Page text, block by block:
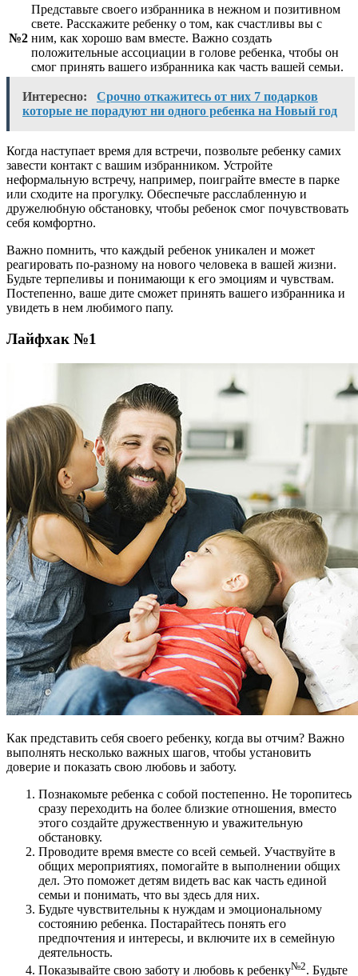
№2
Представьте своего избранника в нежном и позитивном
свете. Расскажите ребенку о том, как счастливы вы с
ним, как хорошо вам вместе. Важно создать
положительные ассоциации в голове ребенка, чтобы он
смог принять вашего избранника как часть вашей семьи.
Интересно:
Срочно откажитесь от них 7 подарков
которые не порадуют ни одного ребенка на Новый год
Когда наступает время для встречи, позвольте ребенку самих
завести контакт с вашим избранником. Устройте
неформальную встречу, например, поиграйте вместе в парке
или сходите на прогулку. Обеспечьте расслабленную и
дружелюбную обстановку, чтобы ребенок смог почувствовать
себя комфортно.
Важно помнить, что каждый ребенок уникален и может
реагировать по-разному на нового человека в вашей жизни.
Будьте терпеливы и понимающи к его эмоциям и чувствам.
Постепенно, ваше дите сможет принять вашего избранника и
увидеть в нем любимого папу.
Лайфхак №1
Как представить себя своего ребенку, когда вы отчим? Важно
выполнять несколько важных шагов, чтобы установить
доверие и показать свою любовь и заботу.
Познакомьте ребенка с собой постепенно. Не торопитесь
сразу переходить на более близкие отношения, вместо
этого создайте дружественную и уважительную
обстановку.
Проводите время вместе со всей семьей. Участвуйте в
общих мероприятиях, помогайте в выполнении общих
дел. Это поможет детям видеть вас как часть единой
семьи и понимать, что вы здесь для них.
Будьте чувствительны к нуждам и эмоциональному
состоянию ребенка. Постарайтесь понять его
предпочтения и интересы, и включите их в семейную
деятельность.
Показывайте свою заботу и любовь к ребенку№2. Будьте